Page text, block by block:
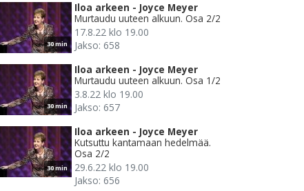
30 min
Iloa arkeen - Joyce Meyer
Murtaudu uuteen alkuun. Osa 2/2
17.8.22 klo 19.00
Jakso: 658
30 min
Iloa arkeen - Joyce Meyer
Murtaudu uuteen alkuun. Osa 1/2
3.8.22 klo 19.00
Jakso: 657
30 min
Iloa arkeen - Joyce Meyer
Kutsuttu kantamaan hedelmää.
Osa 2/2
29.6.22 klo 19.00
Jakso: 656